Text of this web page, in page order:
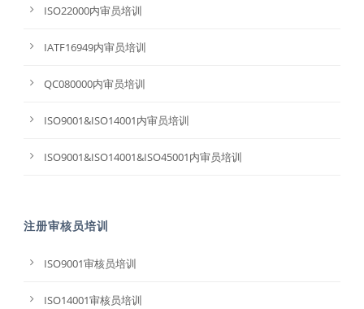
ISO22000内审员培训
IATF16949内审员培训
QC080000内审员培训
ISO9001&ISO14001内审员培训
ISO9001&ISO14001&ISO45001内审员培训
注册审核员培训
ISO9001审核员培训
ISO14001审核员培训